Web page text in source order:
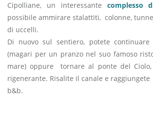
Cipolliane, un interessante complesso
possibile ammirare stalattiti, colonne,
di uccelli.
Di nuovo sul sentiero, potete
(magari per un pranzo nel suo famoso
mare) oppure tornare al ponte del
rigenerante. Risalite il canale e
b&b.